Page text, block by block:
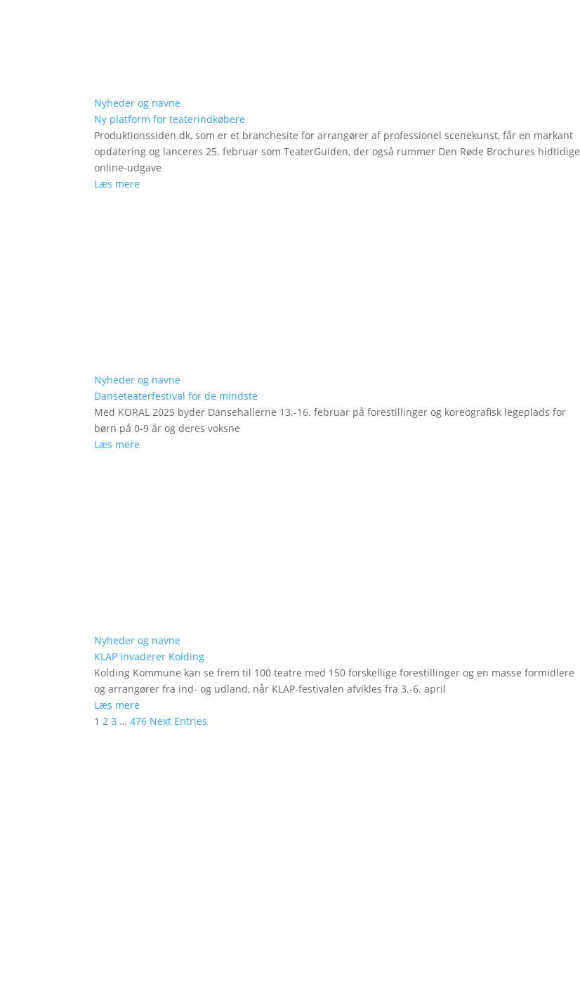
Nyheder og navne
Ny platform for teaterindkøbere
Produktionssiden.dk, som er et branchesite for arrangører af professionel scenekunst, får en markant
opdatering og lanceres 25. februar som TeaterGuiden, der også rummer Den Røde Brochures hidtidige
online-udgave
Læs mere
Nyheder og navne
Danseteaterfestival for de mindste
Med KORAL 2025 byder Dansehallerne 13.-16. februar på forestillinger og koreografisk legeplads for
børn på 0-9 år og deres voksne
Læs mere
Nyheder og navne
KLAP invaderer Kolding
Kolding Kommune kan se frem til 100 teatre med 150 forskellige forestillinger og en masse formidlere
og arrangører fra ind- og udland, når KLAP-festivalen afvikles fra 3.-6. april
Læs mere
1 2 3 … 476 Next Entries